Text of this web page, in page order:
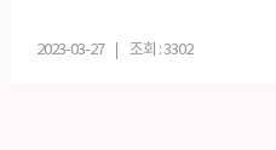
2023-03-27 조회 : 3302